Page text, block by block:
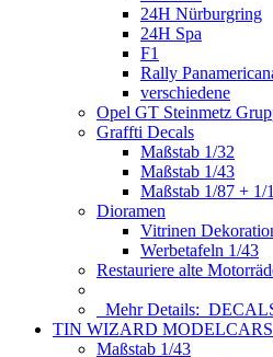
24H Nürburgring
24H Spa
F1
Rally
verschiedene
Opel GT Steinmetz
Graffti Decals
Maßstab 1/32
Maßstab 1/43
Maßstab 1/87 + 1/
Dioramen
Vitrinen
Werbetafeln 1/43
Restauriere alte
Mehr Details:
TIN WIZARD MODELCARS
Maßstab 1/43